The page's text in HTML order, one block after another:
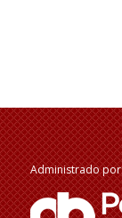
Administrado